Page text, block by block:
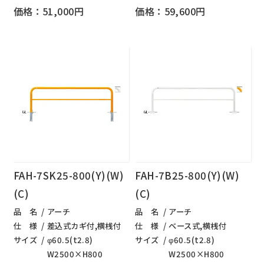
価格：51,000円 価格：59,600円
FAH-7SK25-800(Y)(W)
(C)
品 名
アーチ
仕 様
差込式カギ付,横桟付
サイズ
φ60.5(t2.8)
W2500×H800
FAH-7B25-800(Y)(W)
(C)
品 名
アーチ
仕 様
ベース式,横桟付
サイズ
φ60.5(t2.8)
W2500×H800